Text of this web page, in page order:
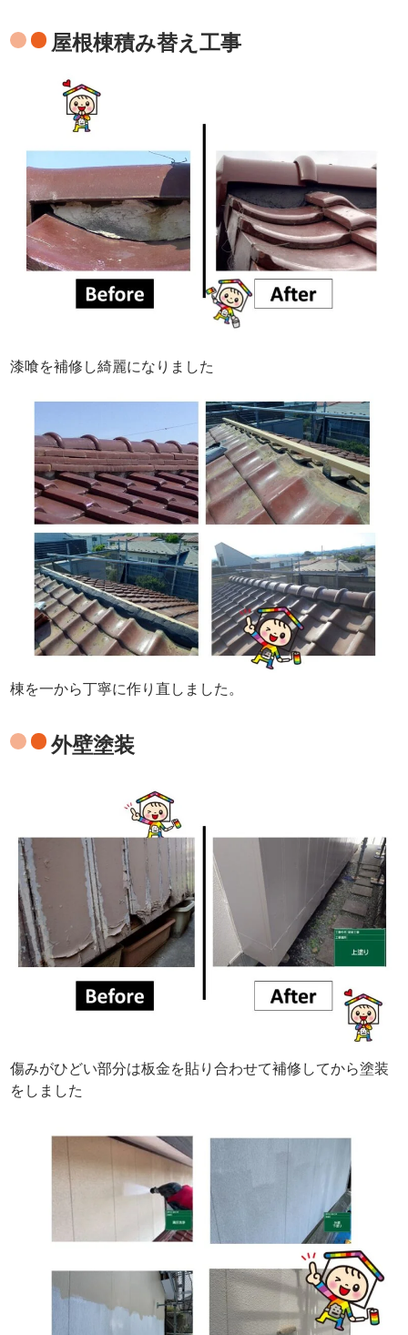
屋根棟積み替え工事
漆喰を補修し綺麗になりました
棟を一から丁寧に作り直しました。
外壁塗装
傷みがひどい部分は板金を貼り合わせて補修してから塗装
をしました